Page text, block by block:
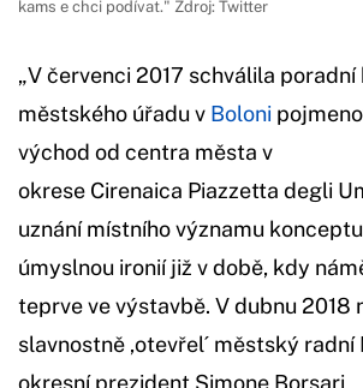
kams e chci podívat." Zdroj: Twitter
„V červenci 2017 schválila poradní
městského úřadu v Boloni
východ od centra města v
okrese Cirenaica Piazzetta degli
uznání místního významu
úmyslnou ironií již v době, kdy
teprve ve výstavbě. V dubnu 2018
slavnostně ,otevřel´ městský
okresní prezident Simone Borsari,